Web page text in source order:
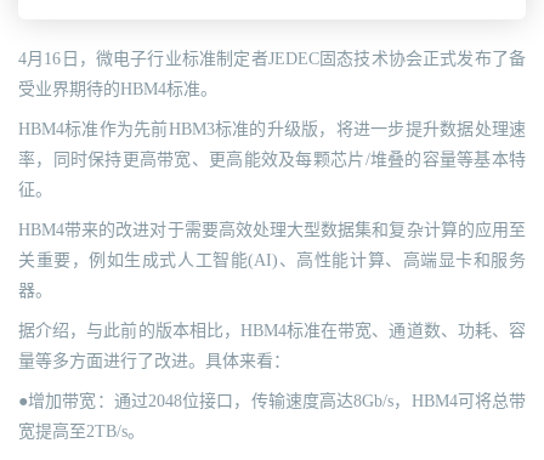
4月16日，微电子行业标准制定者JEDEC固态技术协会正式发布了备
受业界期待的HBM4标准。
HBM4标准作为先前HBM3标准的升级版，将进一步提升数据处理速
率，同时保持更高带宽、更高能效及每颗芯片/堆叠的容量等基本特
征。
HBM4带来的改进对于需要高效处理大型数据集和复杂计算的应用至
关重要，例如生成式人工智能(AI)、高性能计算、高端显卡和服务
器。
据介绍，与此前的版本相比，HBM4标准在带宽、通道数、功耗、容
量等多方面进行了改进。具体来看：
●增加带宽：通过2048位接口，传输速度高达8Gb/s，HBM4可将总带
宽提高至2TB/s。